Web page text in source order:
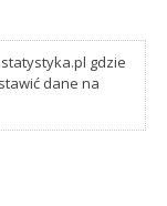
gdzie
dane na